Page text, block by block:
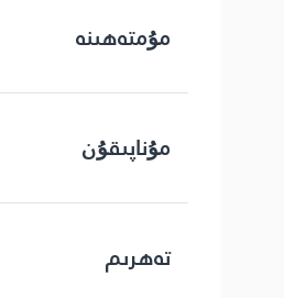
مۇمتەھىنە
مۇناپىقۇن
تەھرىم